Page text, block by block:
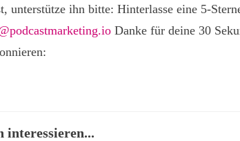
ihn bitte: Hinterlasse eine 5-
Danke für deine 30
interessieren...